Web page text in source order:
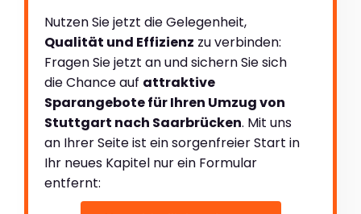
Nutzen Sie jetzt die Gelegenheit,
Qualität und Effizienz zu verbinden:
Fragen Sie jetzt an und sichern Sie sich
die Chance auf attraktive
Sparangebote für Ihren Umzug von
Stuttgart nach Saarbrücken. Mit uns
an Ihrer Seite ist ein sorgenfreier Start in
Ihr neues Kapitel nur ein Formular
entfernt: